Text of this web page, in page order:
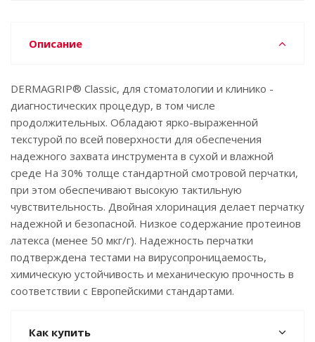
Описание
DERMAGRIP® Classic, для стоматологии и клинико -
диагностических процедур, в том числе
продолжительных. Обладают ярко-выраженной
текстурой по всей поверхности для обеспечения
надежного захвата инструмента в сухой и влажной
среде На 30% толще стандартной смотровой перчатки,
при этом обеспечивают высокую тактильную
чувствительность. Двойная хлоринация делает перчатку
надежной и безопасной. Низкое содержание протеинов
латекса (менее 50 мкг/г). Надежность перчатки
подтверждена тестами на вирусопроницаемость,
химическую устойчивость и механическую прочность в
соответствии с Европейскими стандартами.
Как купить